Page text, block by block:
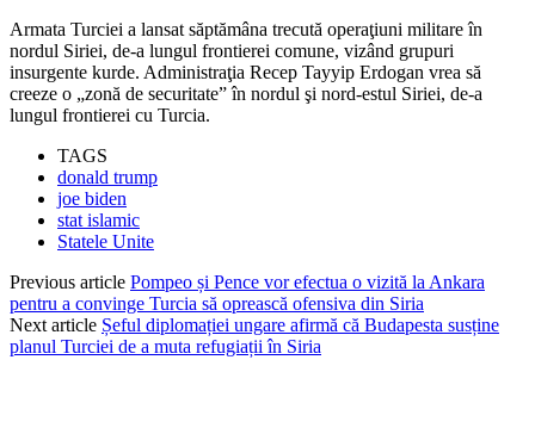
Armata Turciei a lansat săptămâna trecută operaţiuni militare în
nordul Siriei, de-a lungul frontierei comune, vizând grupuri
insurgente kurde. Administraţia Recep Tayyip Erdogan vrea să
creeze o „zonă de securitate” în nordul şi nord-estul Siriei, de-a
lungul frontierei cu Turcia.
TAGS
donald trump
joe biden
stat islamic
Statele Unite
Previous article Pompeo și Pence vor efectua o vizită la Ankara
pentru a convinge Turcia să oprească ofensiva din Siria
Next article Șeful diplomației ungare afirmă că Budapesta susține
planul Turciei de a muta refugiații în Siria